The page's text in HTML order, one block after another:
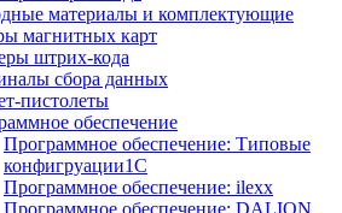
материалы и комплектующие
магнитных карт
штрих-кода
сбора данных
пистолеты
обеспечение
Программное обеспечение: Типовые
конфигруации1С
Программное обеспечение: ilexx
Программное обеспечение: DALION